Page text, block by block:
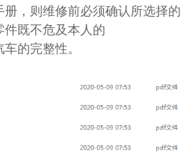
，则维修前必须确认所选择的
既不危及本人的
的完整性。